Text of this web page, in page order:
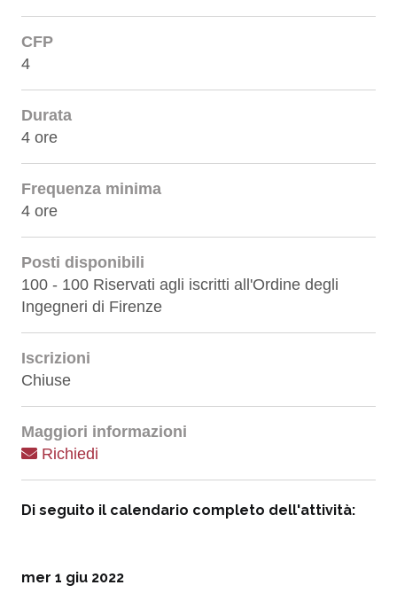
CFP
4
Durata
4 ore
Frequenza minima
4 ore
Posti disponibili
100 - 100 Riservati agli iscritti all'Ordine degli
Ingegneri di Firenze
Iscrizioni
Chiuse
Maggiori informazioni
Richiedi
Di seguito il calendario completo dell'attività:
mer 1 giu 2022